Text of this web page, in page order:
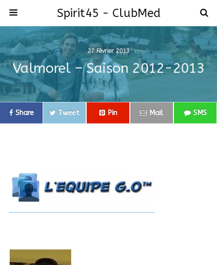
Spirit45 - ClubMed
27 Février 2013
Valmorel – Saison 2012-2013
Share Tweet Pin Mail SMS